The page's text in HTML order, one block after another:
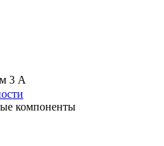
3 А
компоненты